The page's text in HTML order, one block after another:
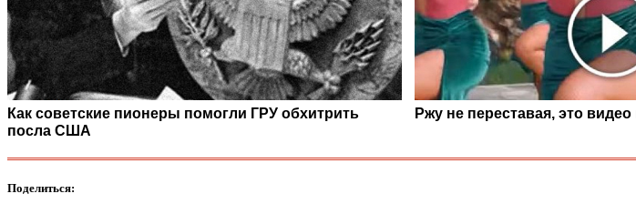
Как советские пионеры помогли ГРУ обхитрить
посла США
Ржу не переставая, это
Поделиться: